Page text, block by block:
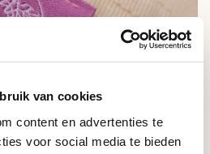
van cookies
content en advertenties te
voor social media te bieden